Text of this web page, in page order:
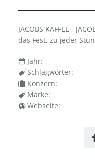
JACOBS KAFFEE -
das Fest, zu jeder
Jahr:
Schlagwörter:
Konzern:
Marke:
Webseite: